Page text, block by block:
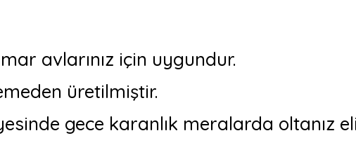
avlarınız için uygundur.
üretilmiştir.
gece karanlık meralarda oltanız